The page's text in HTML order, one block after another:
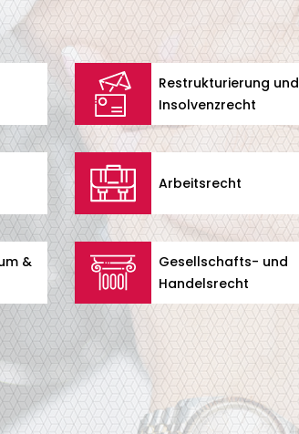
Restrukturierung und
Insolvenzrecht
Arbeitsrecht
&
Gesellschafts- und
Handelsrecht